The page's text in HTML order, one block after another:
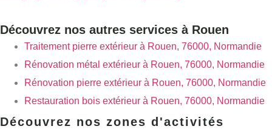
Découvrez nos autres services à Rouen
Traitement pierre extérieur à Rouen, 76000, Normandie
Rénovation métal extérieur à Rouen, 76000, Normandie
Rénovation pierre extérieur à Rouen, 76000, Normandie
Restauration bois extérieur à Rouen, 76000, Normandie
Découvrez nos zones d'activités